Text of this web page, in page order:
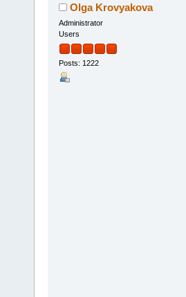
Olga Krovyakova
Administrator
Users
Posts: 1222